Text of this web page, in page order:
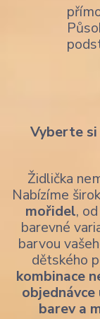
Vyberte
Židlička
Nabízíme
mořidel,
barevné
barvou
dětského
kombinace
barev a